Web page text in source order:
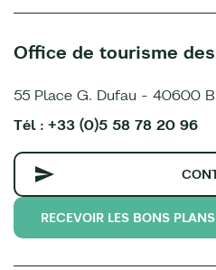
Office de tourisme
55 Place G. Dufau - 40600
Tél : +33 (0)5 58 78 20 96
RECEVOIR LES BONS PLANS